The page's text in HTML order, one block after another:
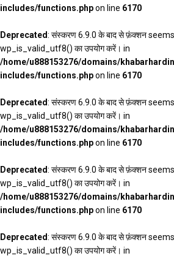
includes/functions.phpon line 6170
Deprecated: संस्करण 6.9.0 के बाद से फ़ंक्शन
wp_is_valid_utf8() का उपयोग करें। in
/home/u888153276/domains/
includes/functions.phpon line 6170
Deprecated: संस्करण 6.9.0 के बाद से फ़ंक्शन
wp_is_valid_utf8() का उपयोग करें। in
/home/u888153276/domains/
includes/functions.phpon line 6170
Deprecated: संस्करण 6.9.0 के बाद से फ़ंक्शन
wp_is_valid_utf8() का उपयोग करें। in
/home/u888153276/domains/
includes/functions.phpon line 6170
Deprecated: संस्करण 6.9.0 के बाद से फ़ंक्शन
wp_is_valid_utf8() का उपयोग करें। in